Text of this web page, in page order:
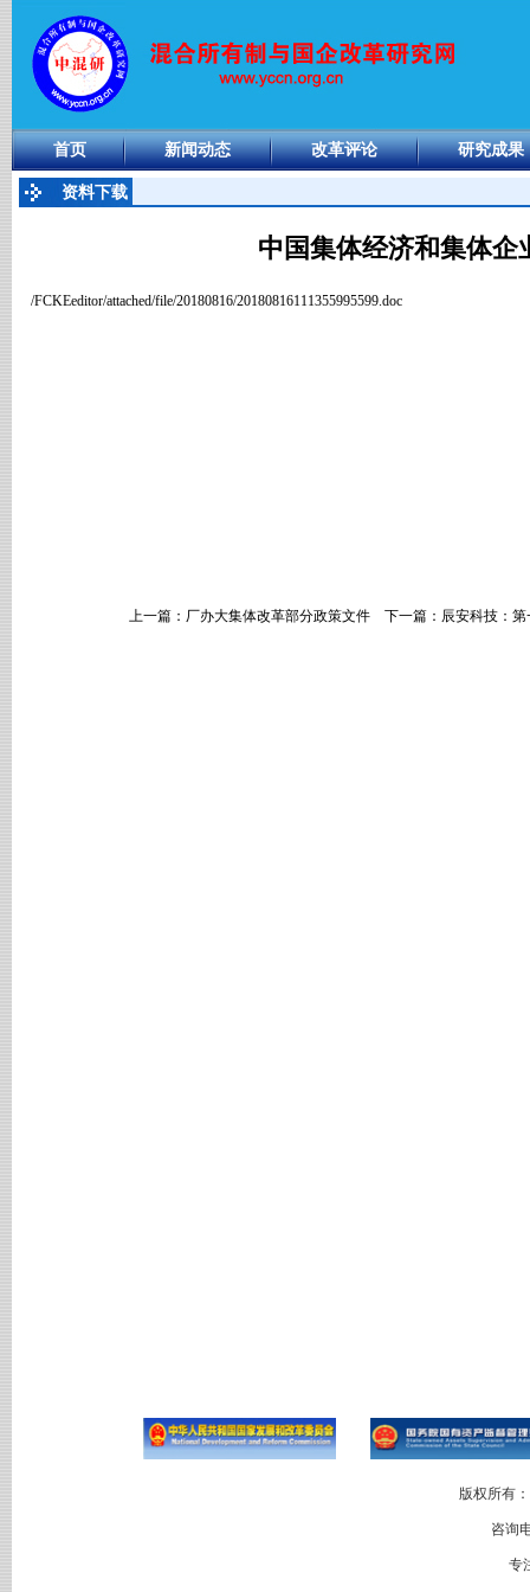
首页 新闻动态 改革评论 研究成果
资料下载
中国集体经济和集体企
/FCKEeditor/attached/file/20180816/20180816111355995599.doc
上一篇： 厂办大集体改革部分政策文件 下一篇： 辰安科技：
版权所有
咨询
专